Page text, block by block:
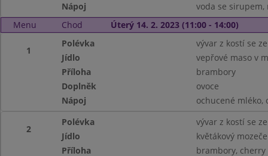
Nápoj
voda se
Menu
Chod Úterý 14. 2. 2023 (11:00 - 14:00)
1
Polévka
vývar z kostí se
Jídlo
vepřové maso v
Příloha
brambory
Doplněk
ovoce
Nápoj
ochucené mléko,
2
Polévka
vývar z kostí se
Jídlo
květákový
Příloha
brambory, cherry